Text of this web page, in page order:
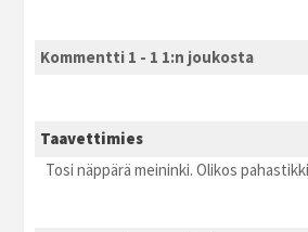
Kommentti 1 - 1 1:n joukosta
Taavettimies
Tosi näppärä meininki. Olikos